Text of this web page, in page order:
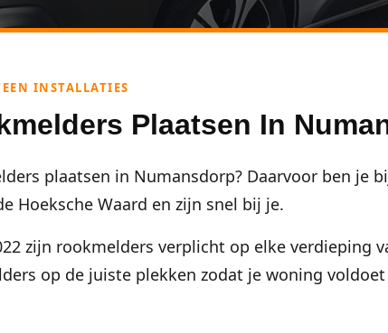
INSTALLATIES
Plaatsen In
plaatsen in Numansdorp? Daarvoor ben je
Hoeksche Waard en zijn snel bij je.
zijn rookmelders verplicht op elke verdieping
op de juiste plekken zodat je woning